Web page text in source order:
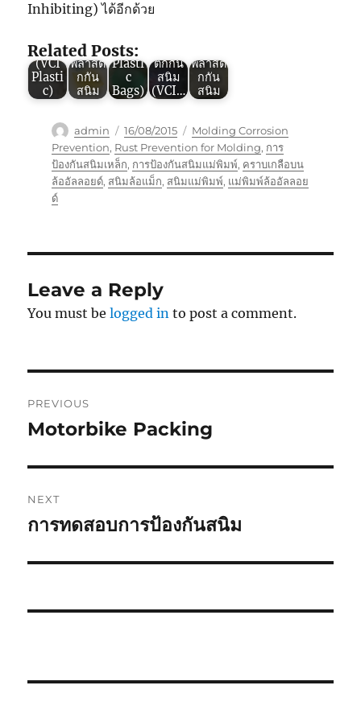
Inhibiting) ได้อีกด้วย
Related Posts:
ของ
สนิม
(VCI
Plasti
c)
VCI :
ของ
พลาสติ
กกัน
สนิม
พลาสติ
(VCI
Plasti
c
Bags)
คุณสม
ติกกัน
สนิม
(VCI…
พลาสติ
กกัน
สนิม
Author
admin
Posted
on
16/08/2015 Tags
Molding Corrosion
Prevention, Rust Prevention for Molding, การ
ป้องกันสนิมเหล็ก, การป้องกันสนิมแม่พิมพ์, คราบเกลือบน
ล้ออัลลอยด์, สนิมล้อแม็ก, สนิมแม่พิมพ์, แม่พิมพ์ล้ออัลลอย
ด์
Leave a Reply
You must belogged in to post a comment.
navigation
PREVIOUS
Previous
Motorbike Packing
NEXT
Next
การทดสอบการป้องกันสนิม